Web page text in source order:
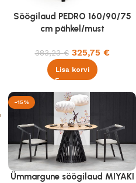
Söögilaud PEDRO 160/90/75
cm pähkel/must
383,23€ 325,75 €
Lisa korvi
-15%
Ümmargune söögilaud MIYAKI